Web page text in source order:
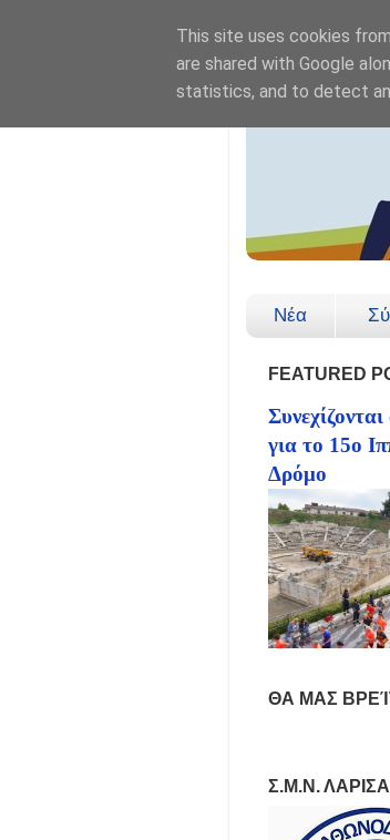
Νέα
FEATURED
για το 15ο
Δρόμο
ΘΑ ΜΑΣ
Σ.Μ.Ν.
This site uses cookies
are shared with Google
statistics, and to detect